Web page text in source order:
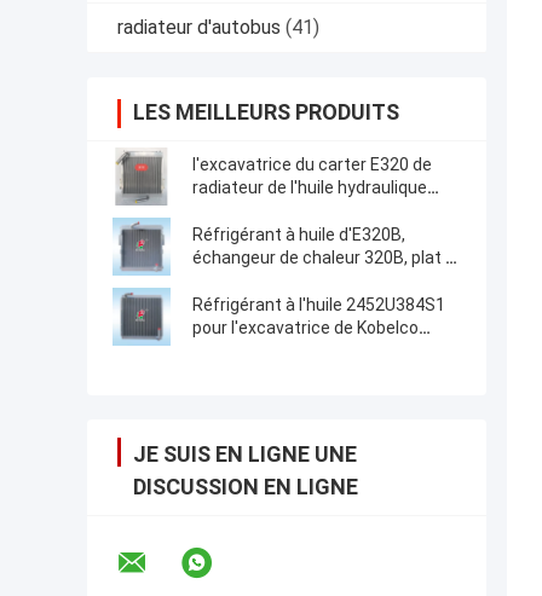
radiateur d'autobus (41)
LES MEILLEURS PRODUITS
l'excavatrice du carter E320 de
radiateur de l'huile hydraulique
Réfrigérant à huile d'E320B,
échangeur de chaleur 320B, plat en
radiateur, réservoir de stockage de
pétrole, refroidisseur d'air, 125-
Réfrigérant à l'huile 2452U384S1
pour l'excavatrice de Kobelco
JE SUIS EN LIGNE UNE
DISCUSSION EN LIGNE